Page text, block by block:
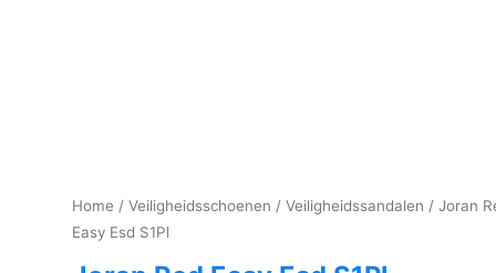
Home / Veiligheidsschoenen / Veiligheidssandalen / Joran
Easy Esd S1Pl